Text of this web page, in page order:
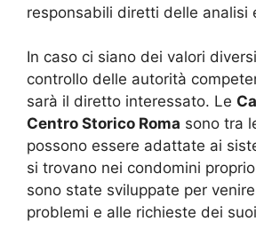
responsabili diretti delle analisi
In caso ci siano dei valori
controllo delle autorità
sarà il diretto interessato. Le
Centro Storico Roma sono tra
possono essere adattate ai
si trovano nei condomini
sono state sviluppate per
problemi e alle richieste dei